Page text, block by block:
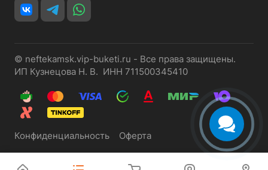
© neftekamsk.vip-buketi.ru - Все права защищены.
ИП Кузнецова Н. В. ИНН 711500345410
Конфиденциальность Оферта